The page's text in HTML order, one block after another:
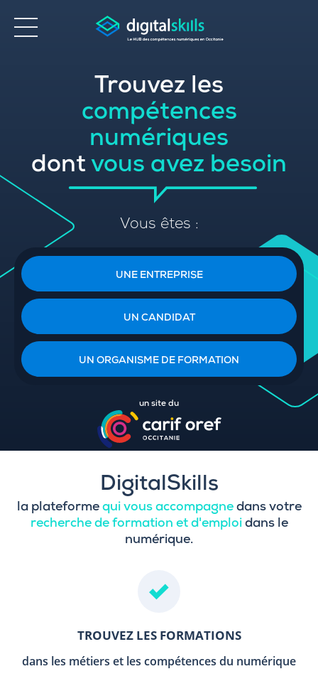
Trouvez les
compétences
numériques
dont vous avez besoin
Vous êtes :
UNE ENTREPRISE
UN CANDIDAT
UN ORGANISME DE FORMATION
un site du
DigitalSkills
la plateforme qui vous accompagnedans votre
recherche de formation et d'emploi dans le
numérique.
TROUVEZ LES FORMATIONS
dans les métiers et les compétences du numérique